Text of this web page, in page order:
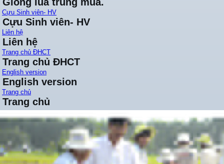
Cựu Sinh viên- HV
Cựu Sinh viên- HV
Liên hệ
Liên hệ
Trang chủ ĐHCT
Trang chủ ĐHCT
English version
English version
Trang chủ
Trang chủ